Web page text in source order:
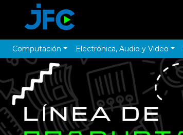
Computación Electrónica, Audio y Video